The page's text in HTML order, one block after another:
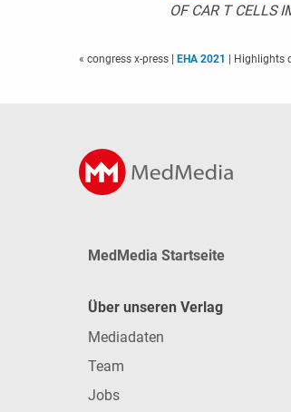
OF CAR T CELLS
« congress x-press | EHA 2021 | Highlights
MedMedia Startseite
Über unseren Verlag
Mediadaten
Team
Jobs